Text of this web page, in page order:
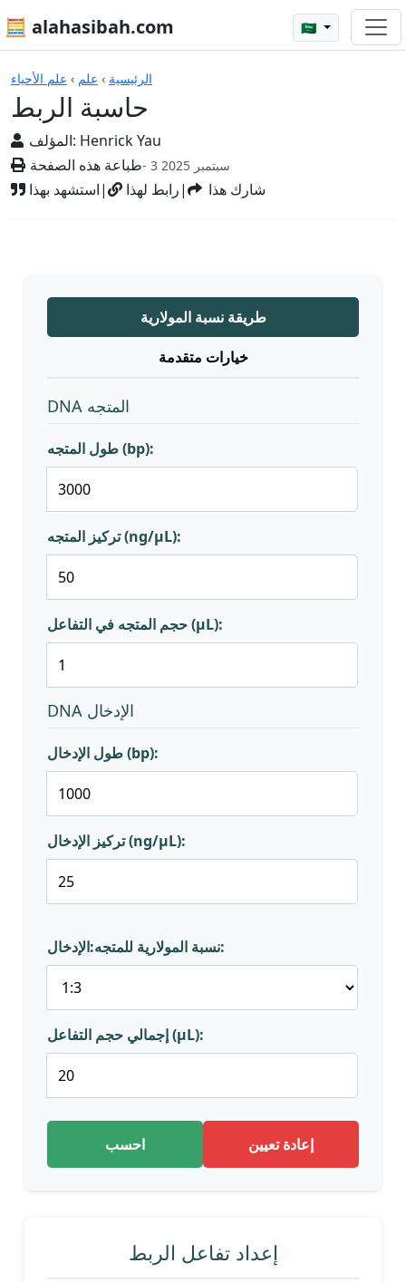
🧮 alahasibah.com 🇸🇦
الرئيسية › علم › علم الأحياء
حاسبة الربط
المؤلف: Henrick Yau
طباعة هذه الصفحة
- 3 سبتمبر 2025
استشهد بهذا| رابط لهذا| شارك هذا
الآلات الحاسبة
طريقة نسبة المولارية
خيارات متقدمة
DNA المتجه
طول المتجه (bp):
تركيز المتجه (ng/μL):
حجم المتجه في التفاعل (μL):
DNA الإدخال
طول الإدخال (bp):
تركيز الإدخال (ng/μL):
نسبة المولارية للمتجه:الإدخال:
إجمالي حجم التفاعل (μL):
احسب إعادة تعيين
إعداد تفاعل الربط